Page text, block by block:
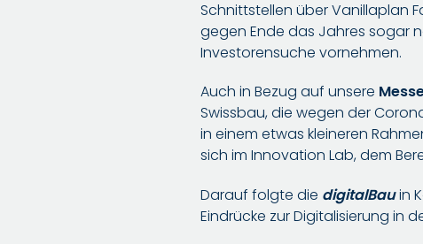
Schnittstellen über Vanillaplan
gegen Ende das Jahres sogar
Investorensuche vornehmen.
Auch in Bezug auf unsere
Swissbau, die wegen der
in einem etwas kleineren
sich im Innovation Lab, dem
Darauf folgte die digitalBauin
Eindrücke zur Digitalisierung in